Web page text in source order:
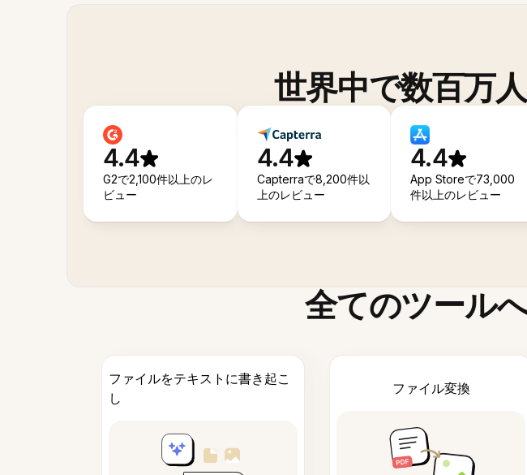
世界中で数百万
4.4
G2で2,100件以上のレ
ビュー
4.4
Capterraで8,200件以
上のレビュー
4.4
App Storeで73,000
件以上のレビュー
全てのツール
ファイルをテキストに書き起こ
し
ファイル変換